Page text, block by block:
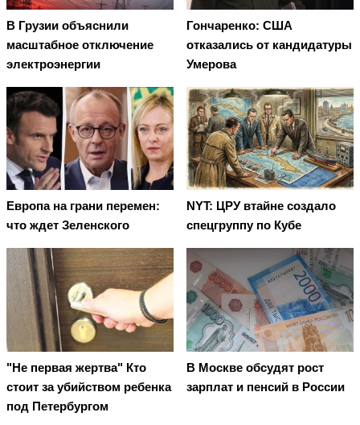
В Грузии объяснили
масштабное отключение
электроэнергии
Гончаренко: США
отказались от кандидатуры
Умерова
Европа на грани перемен:
что ждет Зеленского
NYT: ЦРУ втайне создало
спецгруппу по Кубе
"Не первая жертва" Кто
стоит за убийством ребенка
под Петербургом
В Москве обсудят рост
зарплат и пенсий в России